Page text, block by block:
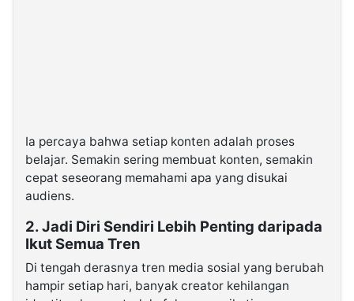
Ia percaya bahwa setiap konten adalah proses
belajar. Semakin sering membuat konten, semakin
cepat seseorang memahami apa yang disukai
audiens.
2. Jadi Diri Sendiri Lebih Penting daripada
Ikut Semua Tren
Di tengah derasnya tren media sosial yang berubah
hampir setiap hari, banyak creator kehilangan